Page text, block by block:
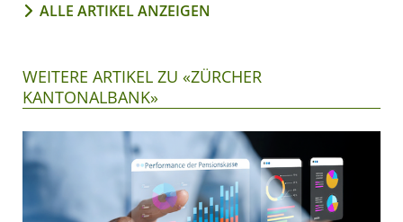
ALLE ARTIKEL ANZEIGEN
WEITERE ARTIKEL ZU «ZÜRCHER
KANTONALBANK»